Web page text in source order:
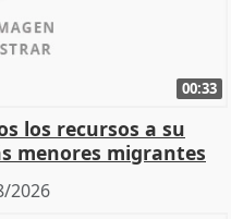
00:33
los recursos a su
menores migrantes
2026